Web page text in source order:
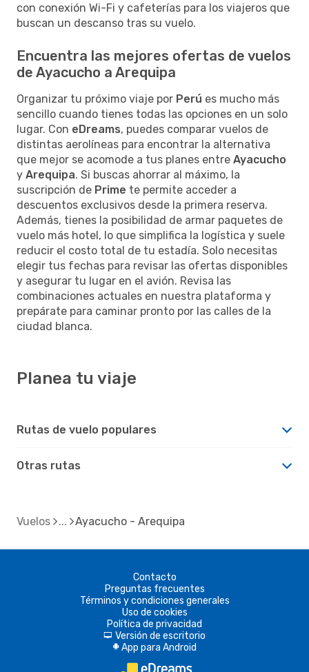
con conexión Wi-Fi y cafeterías para los viajeros que
buscan un descanso tras su vuelo.
Encuentra las mejores ofertas de vuelos
de Ayacucho a Arequipa
Organizar tu próximo viaje por Perú es mucho más
sencillo cuando tienes todas las opciones en un solo
lugar. Con eDreams, puedes comparar vuelos de
distintas aerolíneas para encontrar la alternativa
que mejor se acomode a tus planes entre Ayacucho
y Arequipa. Si buscas ahorrar al máximo, la
suscripción de Prime te permite acceder a
descuentos exclusivos desde la primera reserva.
Además, tienes la posibilidad de armar paquetes de
vuelo más hotel, lo que simplifica la logística y suele
reducir el costo total de tu estadía. Solo necesitas
elegir tus fechas para revisar las ofertas disponibles
y asegurar tu lugar en el avión. Revisa las
combinaciones actuales en nuestra plataforma y
prepárate para caminar pronto por las calles de la
ciudad blanca.
Planea tu viaje
Rutas de vuelo populares
Otras rutas
Vuelos Ayacucho - Arequipa
Contacto
Preguntas frecuentes
Términos y condiciones generales
Uso de cookies
Política de privacidad
d Versión de escritorio
A App para Android